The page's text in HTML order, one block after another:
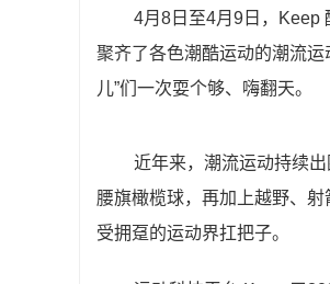
4月8日至4月9日，Keep
聚齐了各色潮酷运动的潮流运
儿”们一次耍个够、嗨翻天。
近年来，潮流运动持续
腰旗橄榄球，再加上越野、
受拥趸的运动界扛把子。